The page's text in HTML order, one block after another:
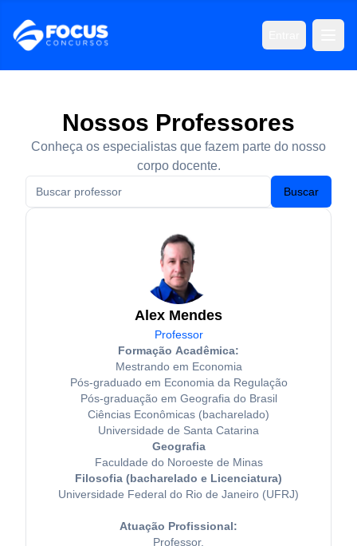
Nossos Professores
Conheça os especialistas que fazem parte do nosso
corpo docente.
Buscar
Alex Mendes
Professor
Formação Acadêmica:
Mestrando em Economia
Pós-graduado em Economia da Regulação
Pós-graduação em Geografia do Brasil
Ciências Econômicas (bacharelado)
Universidade de Santa Catarina
Geografia
Faculdade do Noroeste de Minas
Filosofia (bacharelado e Licenciatura)
Universidade Federal do Rio de Janeiro (UFRJ)
Atuação Profissional:
Professor.